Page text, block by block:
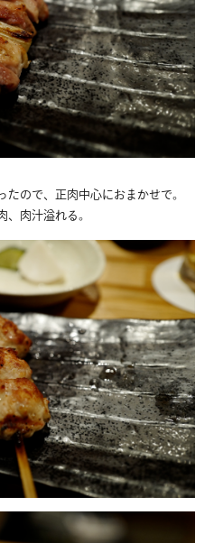
ので、正肉中心におまかせで。
肉汁溢れる。